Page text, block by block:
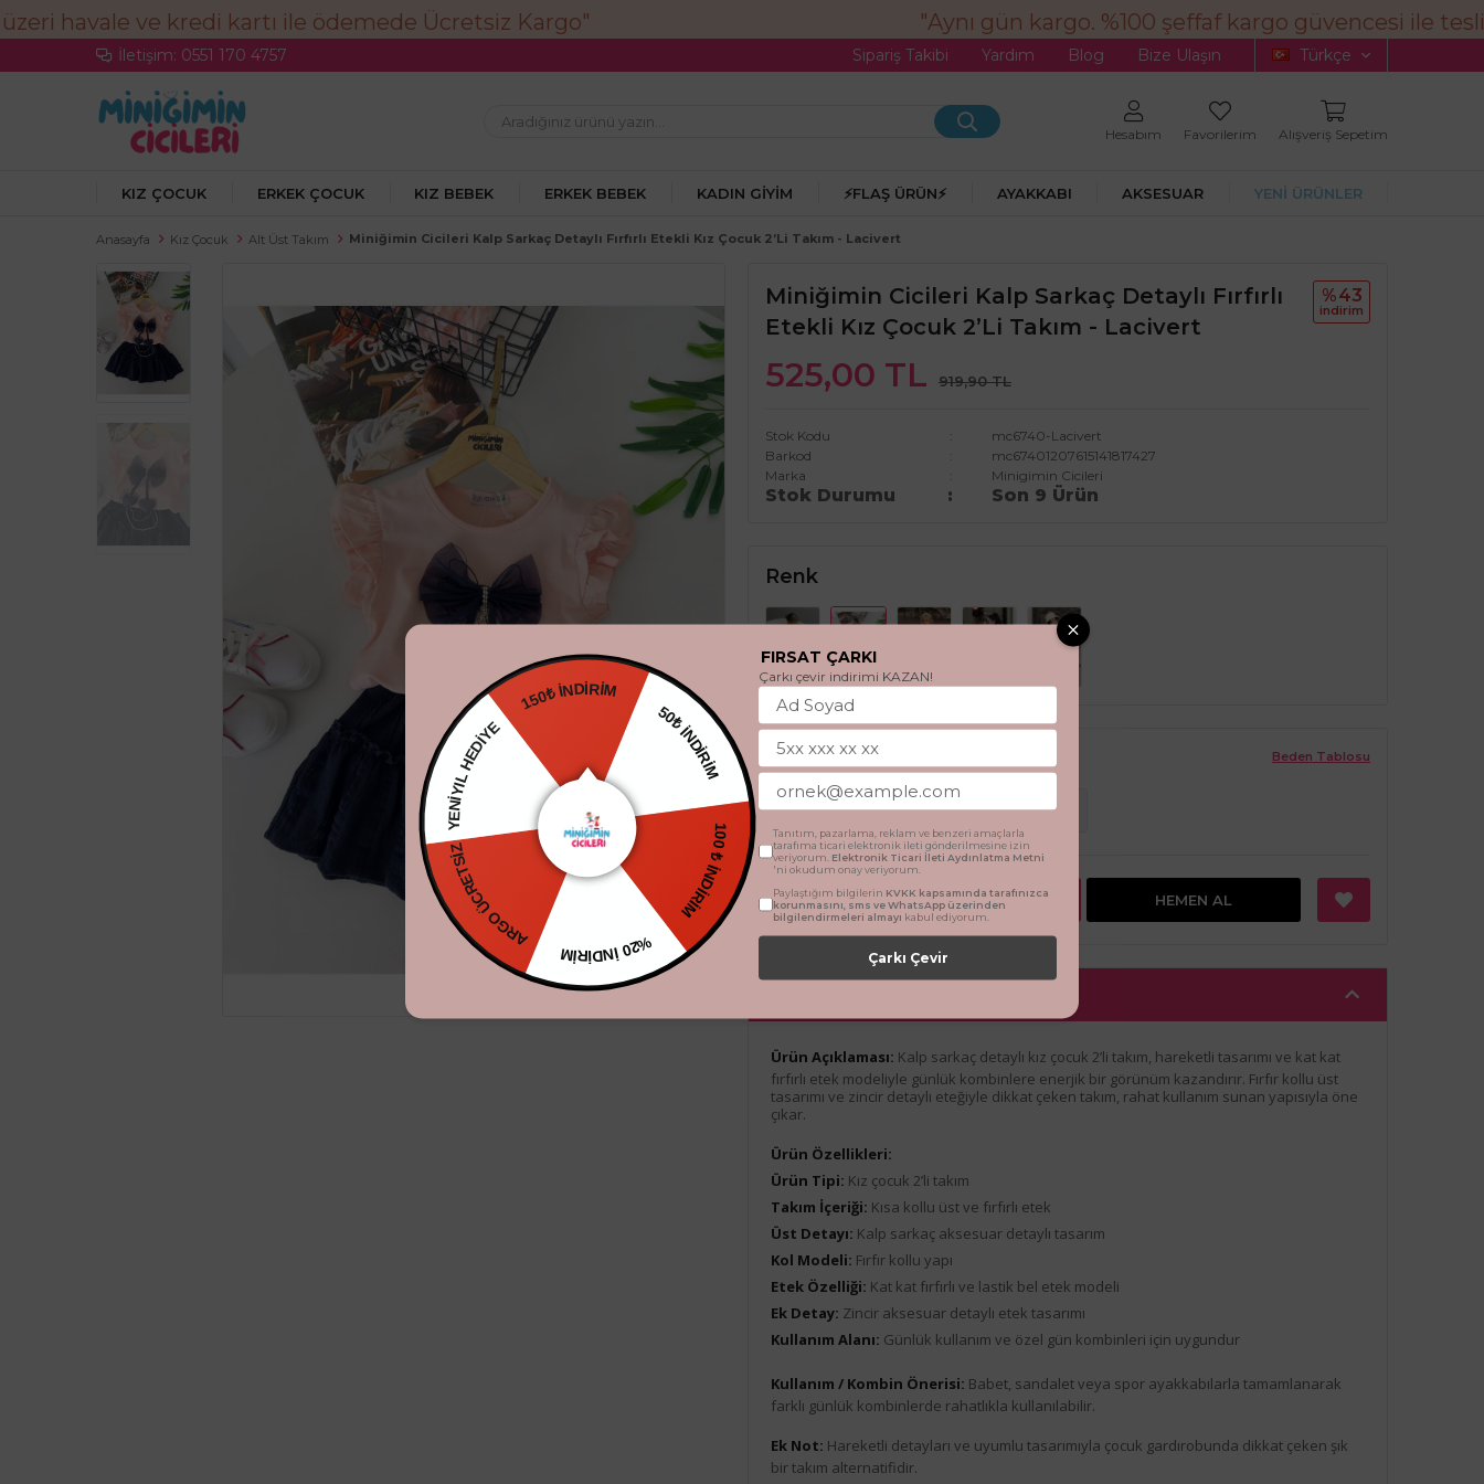
"Aynı gün kargo. %100 şeffaf kargo güvencesi ile
İletişim: 0551 170 4757 Sipariş Takibi Yardım Blog Bize Ulaşın Türkçe
Hesabım Favorilerim Alışveriş Sepetim
KIZ ÇOCUK ERKEK ÇOCUK KIZ BEBEK ERKEK BEBEK KADIN GIYIM ⚡FLAŞ ÜRÜN⚡ AYAKKABI AKSESUAR YENİ ÜRÜNLER
Anasayfa Kız Çocuk Alt Üst Takım Miniğimin Cicileri Kalp Sarkaç Detaylı Fırfırlı Etekli Kız Çocuk 2’li Takım - Lacivert
Miniğimin Cicileri Kalp Sarkaç Detaylı Fırfırlı
Etekli Kız Çocuk 2’li Takım - Lacivert
525,00 TL 919,90 TL
%43
i̇ndi̇ri̇m
Stok Kodu
mc6740-Lacivert
Barkod
mc67401207615141817427
Marka
Minigimin Cicileri
Stok Durumu Son 9 Ürün
Renk
Beden Tablosu
Beden
3 Yaş 4 Yaş 5 Yaş 6 Yaş
SEPETE EKLE HEMEN AL
Ürün Açıklaması: Kalp sarkaç detaylı kız çocuk 2’li takım, hareketli tasarımı ve kat kat
fırfırlı etek modeliyle günlük kombinlere enerjik bir görünüm kazandırır. Fırfır kollu üst
tasarımı ve zincir detaylı eteğiyle dikkat çeken takım, rahat kullanım sunan yapısıyla öne
çıkar.
Ürün Özellikleri:
Ürün Tipi: Kız çocuk 2’li takım
Takım İçeriği: Kısa kollu üst ve fırfırlı etek
Üst Detayı: Kalp sarkaç aksesuar detaylı tasarım
Kol Modeli: Fırfır kollu yapı
Etek Özelliği: Kat kat fırfırlı ve lastik bel etek modeli
Ek Detay: Zincir aksesuar detaylı etek tasarımı
Kullanım Alanı: Günlük kullanım ve özel gün kombinleri için uygundur
Kullanım / Kombin Önerisi: Babet, sandalet veya spor ayakkabılarla tamamlanarak
farklı günlük kombinlerde rahatlıkla kullanılabilir.
Ek Not: Hareketli detayları ve uyumlu tasarımıyla çocuk gardırobunda dikkat çeken şık
bir takım alternatifidir.
150₺ İNDİRİM
50₺ İNDİRİM
100 ₺ İNDİRİM
%20 İNDİRİM
KARGO ÜCRETSİZ
YENİYIL HEDİYE
FIRSAT ÇARKI
Çarkı çevir indirimi KAZAN!
Tanıtım, pazarlama, reklam ve benzeri amaçlarla
tarafıma ticari elektronik ileti gönderilmesine izin
veriyorum. Elektronik Ticari İleti Aydınlatma Metni
'ni okudum onay veriyorum.
Paylaştığım bilgilerin KVKK kapsamında tarafınızca
korunmasını, sms ve WhatsApp üzerinden
bilgilendirmeleri almayı kabul ediyorum.
Çarkı Çevir